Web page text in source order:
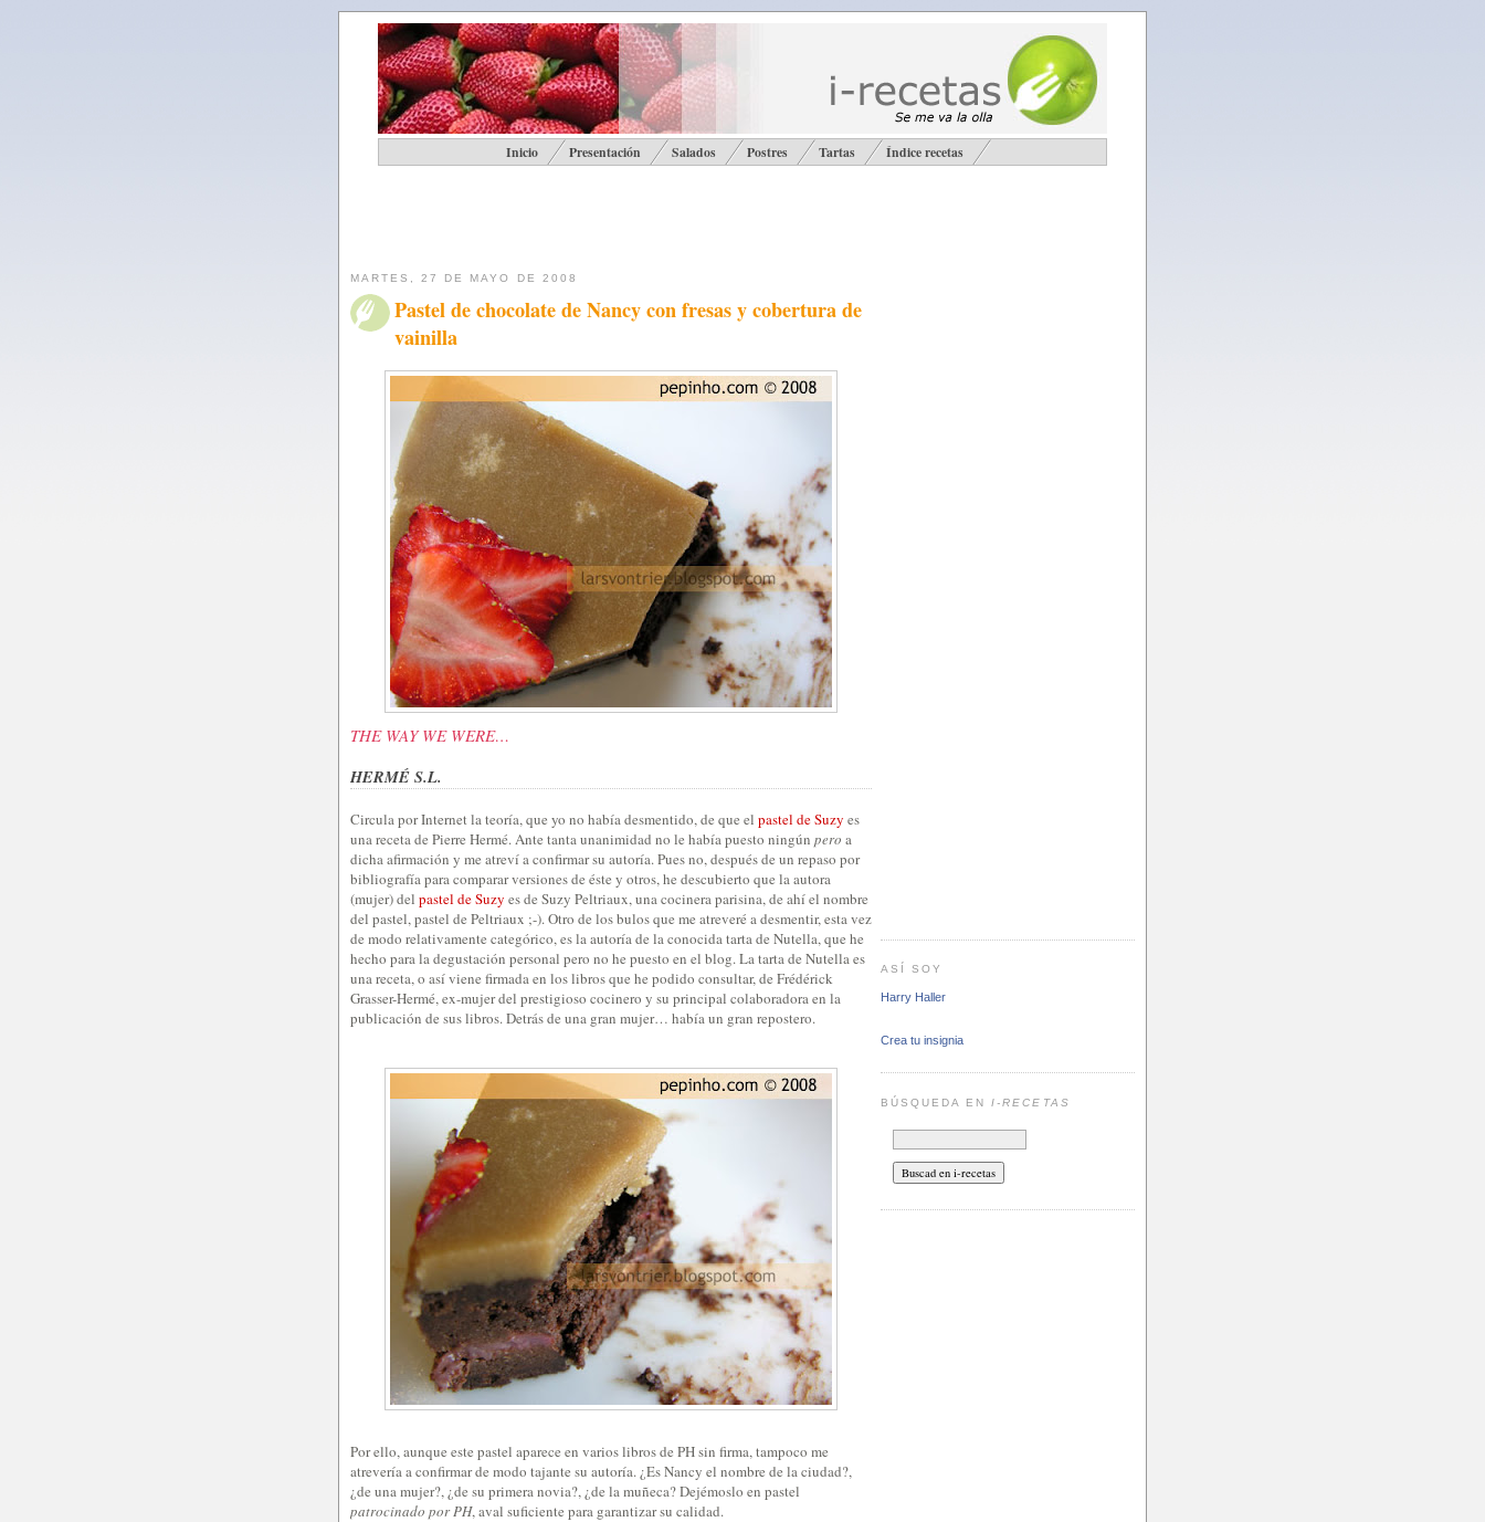
Inicio Presentación Salados Postres Tartas Índice recetas
MARTES, 27 DE MAYO DE 2008
Pastel de chocolate de Nancy con fresas y cobertura de
vainilla
THE WAY WE WERE…
HERMÉ S.L.
Circula por Internet la teoría, que yo no había desmentido, de que el pastel de Suzy es
una receta de Pierre Hermé. Ante tanta unanimidad no le había puesto ningún pero a
dicha afirmación y me atreví a confirmar su autoría. Pues no, después de un repaso por
bibliografía para comparar versiones de éste y otros, he descubierto que la autora
(mujer) del pastel de Suzy es de Suzy Peltriaux, una cocinera parisina, de ahí el nombre
del pastel, pastel de Peltriaux ;-). Otro de los bulos que me atreveré a desmentir, esta vez
de modo relativamente categórico, es la autoría de la conocida tarta de Nutella, que he
hecho para la degustación personal pero no he puesto en el blog. La tarta de Nutella es
una receta, o así viene firmada en los libros que he podido consultar, de Frédérick
Grasser-Hermé, ex-mujer del prestigioso cocinero y su principal colaboradora en la
publicación de sus libros. Detrás de una gran mujer… había un gran repostero.
Por ello, aunque este pastel aparece en varios libros de PH sin firma, tampoco me
atrevería a confirmar de modo tajante su autoría. ¿Es Nancy el nombre de la ciudad?,
¿de una mujer?, ¿de su primera novia?, ¿de la muñeca? Dejémoslo en pastel
patrocinado por PH, aval suficiente para garantizar su calidad.
ASÍ SOY
Harry Haller
Crea tu insignia
BÚSQUEDA ENI-RECETAS